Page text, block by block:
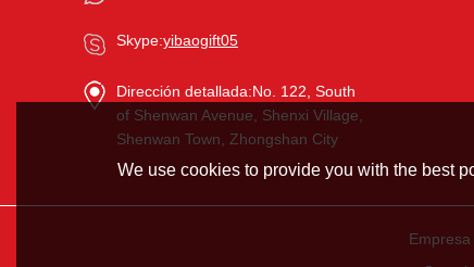
Skype:yibaogift05
Dirección detallada:No. 122, South
of Shenwan Avenue, Shenxi Village,
Shenwan Town, Zhongshan City
Empresa
We use cookies to provide you with the best